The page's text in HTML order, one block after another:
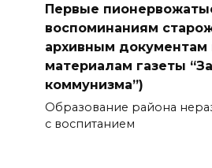
Первые
воспоминаниям
архивным документам
материалам газеты
коммунизма”)
Образование района
с воспитанием